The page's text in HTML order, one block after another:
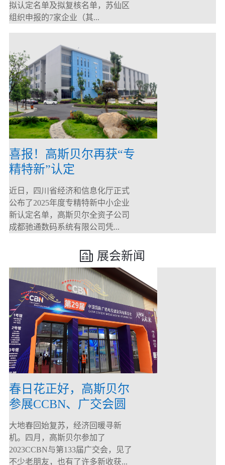
拟认定名单及拟复核名单，苏仙区
组织申报的7家企业（其...
喜报！高斯贝尔再获“专
精特新”认定
近日，四川省经济和信息化厅正式
公布了2025年度专精特新中小企业
新认定名单，高斯贝尔全资子公司
成都驰通数码系统有限公司凭...
展会新闻
春日花正好，高斯贝尔
参展CCBN、广交会圆
满落幕！
大地春回始复苏，经济回暖寻新
机。四月，高斯贝尔参加了
2023CCBN与第133届广交会，见了
不少老朋友，也有了许多新收获...